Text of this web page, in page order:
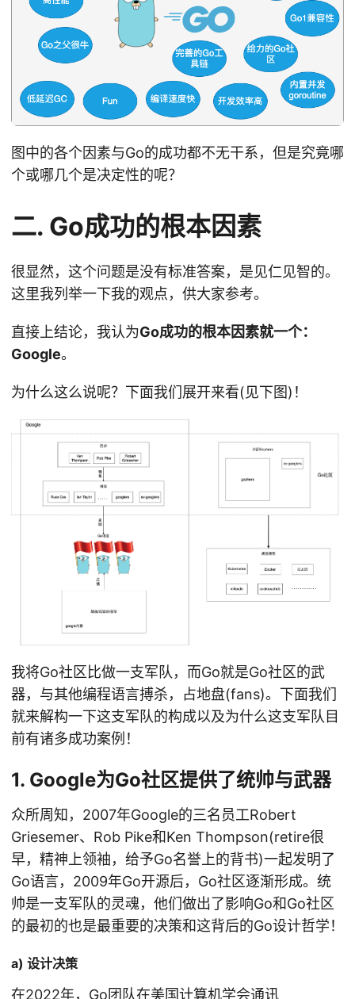
图中的各个因素与Go的成功都不无干系，但是究竟哪
个或哪几个是决定性的呢？
二. Go成功的根本因素
很显然，这个问题是没有标准答案，是见仁见智的。
这里我列举一下我的观点，供大家参考。
直接上结论，我认为Go成功的根本因素就一个：
Google。
为什么这么说呢？下面我们展开来看(见下图)！
我将Go社区比做一支军队，而Go就是Go社区的武
器，与其他编程语言搏杀，占地盘(fans)。下面我们
就来解构一下这支军队的构成以及为什么这支军队目
前有诸多成功案例！
1. Google为Go社区提供了统帅与武器
众所周知，2007年Google的三名员工Robert
Griesemer、Rob Pike和Ken Thompson(retire很
早，精神上领袖，给予Go名誉上的背书)一起发明了
Go语言，2009年Go开源后，Go社区逐渐形成。统
帅是一支军队的灵魂，他们做出了影响Go和Go社区
的最初的也是最重要的决策和这背后的Go设计哲学！
a) 设计决策
在2022年，Go团队在美国计算机学会通讯